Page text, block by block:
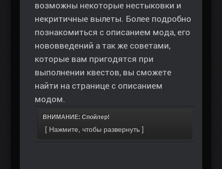
возможны некоторые нестыковки и
некритичные вылеты. Более подробно
познакомиться с описанием мода, его
нововведений а так же советами,
которые вам пригодятся при
выполнении квестов, вы сможете
найти на странице с описанием
модом.
ВНИМАНИЕ: Спойлер!